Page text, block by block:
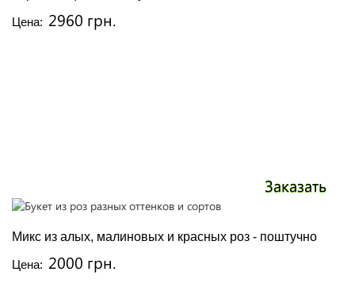
Цена: 2960 грн.
Заказать
Микс из алых, малиновых и красных роз - поштучно
Цена: 2000 грн.